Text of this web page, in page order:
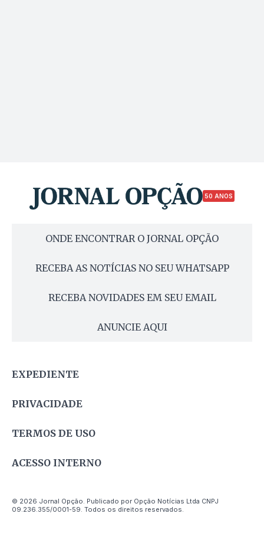
50 ANOS
ONDE ENCONTRAR O JORNAL OPÇÃO
RECEBA AS NOTÍCIAS NO SEU WHATSAPP
RECEBA NOVIDADES EM SEU EMAIL
ANUNCIE AQUI
EXPEDIENTE
PRIVACIDADE
TERMOS DE USO
ACESSO INTERNO
© 2026 Jornal Opção. Publicado por Opção Notícias Ltda CNPJ
09.236.355/0001-59. Todos os direitos reservados.